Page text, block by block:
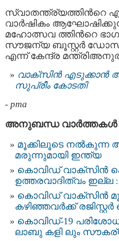
സ്വാതന്ത്ര്യത്തിന്‍റെ
വാര്‍ഷികം
മഹോത്സവ ത്തിൻറെ
സൗജന്യ ബൂസ്റ്റർ ഡോസ്
എന്ന് കേന്ദ്ര
വാക്‌സിന്‍ എടുക്കാന്‍
സുപ്രീം കോടതി
- pma
അനുബന്ധ വാര്‍ത്തകള്‍
മൂക്കിലൂടെ
മരുന്നുമായി ഇന്ത്യ
കൊവിഡ് വാക്‌സിന്‍
ഉത്തരവാദിത്വം ഇല്ല :
കൊവിഡ് വാക്സിന്‍
കഴിഞ്ഞവര്‍ക്ക്
കൊവിഡ്-19
ലാബു കളി ലും